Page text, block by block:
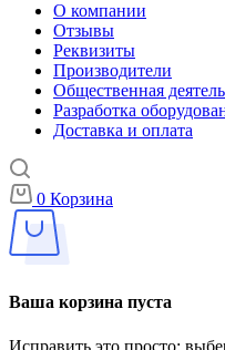
О компании
Отзывы
Реквизиты
Производители
Общественная
Разработка
Доставка и оплата
0 Корзина
Ваша корзина пуста
Исправить это просто: